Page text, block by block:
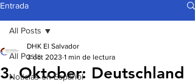
Entrada
All Posts
Noticias en Español
All Posts
3. Oktober: Deutschland
DHK El Salvador
3 oct 2023 1 min de lectura